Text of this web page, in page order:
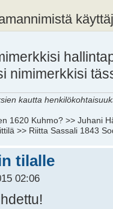
nimimerkkisi
kautta
1620 Kuhmo? >> Juhani
>> Riitta Sassali 1843
tilalle
02:06